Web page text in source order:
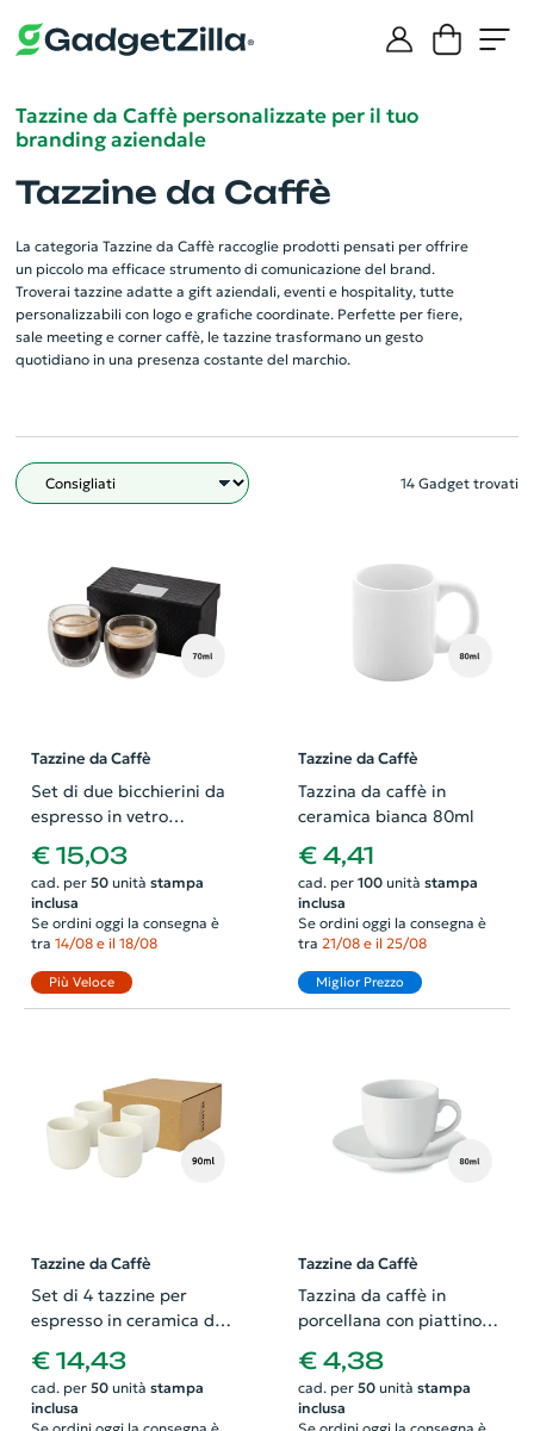
Tazzine da Caffè personalizzate per il tuo
branding aziendale
Tazzine da Caffè
La categoria Tazzine da Caffè raccoglie prodotti pensati per offrire
un piccolo ma efficace strumento di comunicazione del brand.
Troverai tazzine adatte a gift aziendali, eventi e hospitality, tutte
personalizzabili con logo e grafiche coordinate. Perfette per fiere,
sale meeting e corner caffè, le tazzine trasformano un gesto
quotidiano in una presenza costante del marchio.
Filtro 14 Gadget trovati
Tazzine da Caffè
Set di due bicchierini da
espresso in vetro
borosilicato 70ml
€ 15,03
cad. per 50unità stampa
inclusa
Se ordini oggi la consegna è
tra 14/08 e il 18/08
Più Veloce
Tazzine da Caffè
Tazzina da caffè in
ceramica bianca 80ml
€ 4,41
cad. per 100unità stampa
inclusa
Se ordini oggi la consegna è
tra 21/08 e il 25/08
Miglior Prezzo
Tazzine da Caffè
Set di 4 tazzine per
espresso in ceramica da
€ 14,43
cad. per 50unità stampa
inclusa
Tazzine da Caffè
Tazzina da caffè in
porcellana con piattino
€ 4,38
cad. per 50unità stampa
inclusa